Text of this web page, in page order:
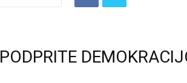
PODPRITE